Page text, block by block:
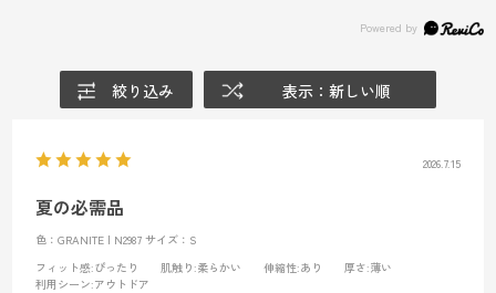
絞り込み 表示：新しい順
2026.7.15
夏の必需品
色：GRANITE | N2987 サイズ：S
フィット感:ぴったり 肌触り :柔らかい 伸縮性:あり 厚さ:薄い
利用シーン:アウトドア